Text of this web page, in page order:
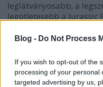
Blog - Do Not Process
If you wish to opt-out of the
processing of your personal
targeted advertising by us,
leglátványosabb, a
legötletesebb a Jurassic
Spielberg olyan
miközben nézték a
tekintetében hibátlan
újranézés csak